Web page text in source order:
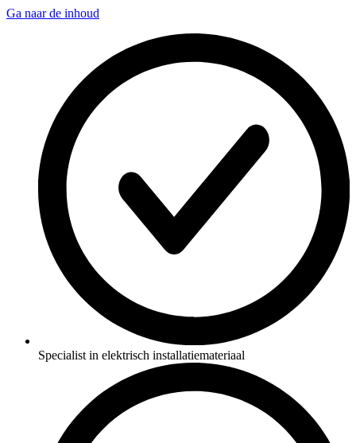
Ga naar de inhoud
Specialist in elektrisch installatiemateriaal